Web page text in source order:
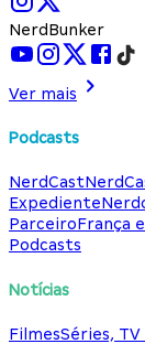
NerdBunker
Ver mais
Podcasts
NerdCast
Expediente
ParceiroFrança
Podcasts
Notícias
FilmesSéries, TV